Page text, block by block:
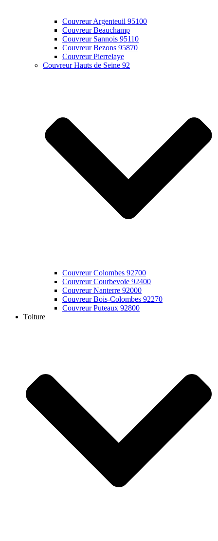
Couvreur Argenteuil 95100
Couvreur Beauchamp
Couvreur Sannois 95110
Couvreur Bezons 95870
Couvreur Pierrelaye
Couvreur Hauts de Seine 92
Couvreur Colombes 92700
Couvreur Courbevoie 92400
Couvreur Nanterre 92000
Couvreur Bois-Colombes 92270
Couvreur Puteaux 92800
Toiture